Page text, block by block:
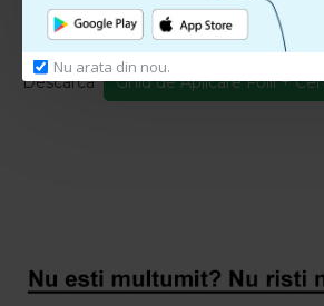
Nu arata din nou.
Ghid de Aplicare + Certificat
Descarca Ghid de Aplicare Folii +